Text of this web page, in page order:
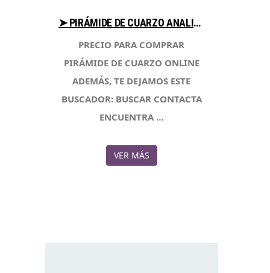
➤ PIRÁMIDE DE CUARZO ANALIZA PRECIO PARA COMPRAR EN LIBRERIAESOTERICA.NET
PRECIO PARA COMPRAR
PIRÁMIDE DE CUARZO ONLINE
ADEMÁS, TE DEJAMOS ESTE
BUSCADOR: BUSCAR CONTACTA
ENCUENTRA …
VER MÁS